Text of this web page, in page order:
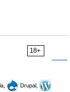
18+
Drupal,